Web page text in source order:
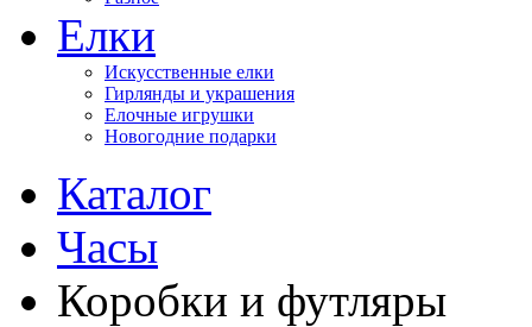
Елки
Искусственные елки
Гирлянды и украшения
Елочные игрушки
Новогодние подарки
Каталог
Часы
Коробки и футляры